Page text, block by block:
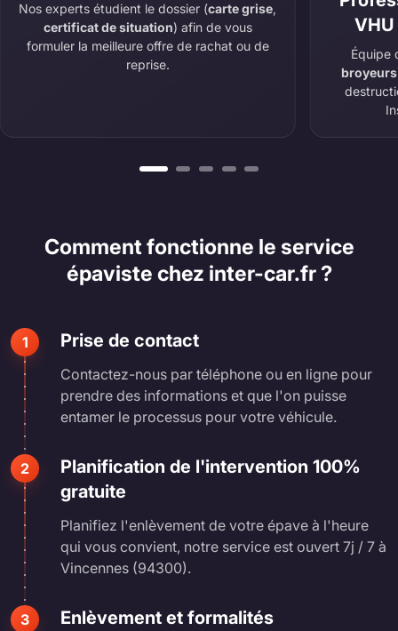
Nos experts étudient le dossier (carte grise,
certificat de situation) afin de vous
formuler la meilleure offre de rachat ou de
reprise.
Équipe
broyeurs
Comment fonctionne le service
épaviste chez inter-car.fr ?
1 Prise de contact
Contactez-nous par téléphone ou en ligne pour
prendre des informations et que l'on puisse
entamer le processus pour votre véhicule.
2
Planification de l'intervention 100%
gratuite
Planifiez l'enlèvement de votre épave à l'heure
qui vous convient, notre service est ouvert 7j / 7 à
Vincennes (94300).
3
Enlèvement et formalités